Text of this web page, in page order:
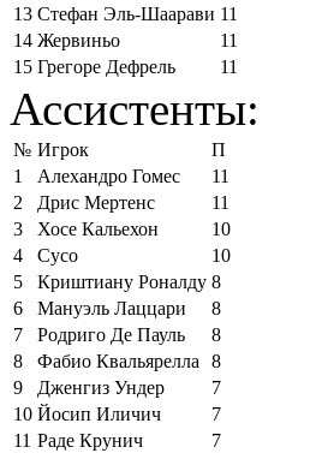
13 Стефан Эль-Шаарави 11
14 Жервиньо
11
15 Грегоре Дефрель 11
Ассистенты:
№ Игрок
П
1
Алехандро Гомес
11
2
Дрис Мертенс
11
3
Хосе Кальехон
10
4
Сусо
10
5
Криштиану Роналду 8
6
Мануэль Лаццари
8
7
Родриго Де Пауль
8
8
Фабио Квальярелла
8
9
Дженгиз Ундер
7
10 Йосип Иличич
7
11 Раде Крунич
7